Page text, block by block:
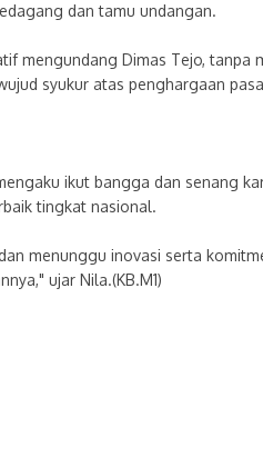
dan tamu undangan.
mengundang Dimas Tejo, tanpa
syukur atas penghargaan
ikut bangga dan senang
tingkat nasional.
menunggu inovasi serta
ujar Nila.(KB.M1)